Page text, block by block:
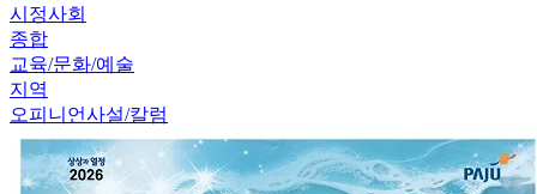
시정사회
종합
교육/문화/예술
지역
오피니언사설/칼럼